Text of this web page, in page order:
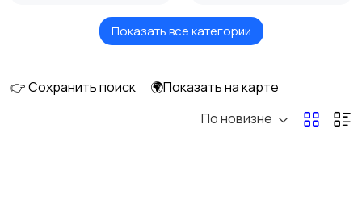
Измерительные
Окна
Показать все категории
👉 Сохранить поиск
🌍Показать на карте
По новизне